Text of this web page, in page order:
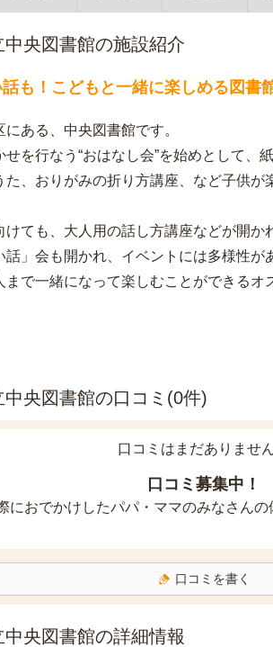
央図書館の施設紹介
も！こどもと一緒に楽しめる図書
ある、中央図書館です。
せを行なう“おはなし会”を始めとして、
た、おりがみの折り方講座、など子供が
けても、大人用の話し方講座などが開か
話」会も開かれ、イベントには多様性が
まで一緒になって楽しむことができるオ
央図書館の口コミ(0件)
口コミはまだありません
口コミ募集中！
におでかけしたパパ・ママのみなさんの
口コミを書く
央図書館の詳細情報